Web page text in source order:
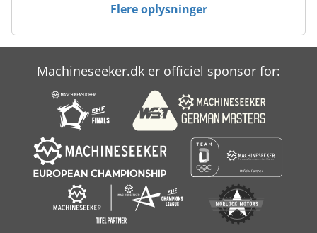
Flere oplysninger
Machineseeker.dk er officiel sponsor for: